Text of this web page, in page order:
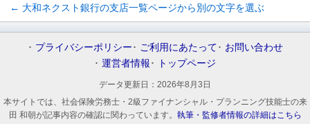
← 大和ネクスト銀行の支店一覧ページから別の文字を選ぶ
プライバシーポリシー ご利用にあたって
お問い合わせ
運営者情報
トップページ
データ更新日： 2026年8月3日
本サイトでは、社会保険労務士・2級ファイナンシャル・プランニング技能士の来
田 和朝が記事内容の確認に関わっています。 執筆・監修者情報の詳細はこちら